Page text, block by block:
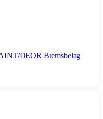
DEOR Bremsbelag